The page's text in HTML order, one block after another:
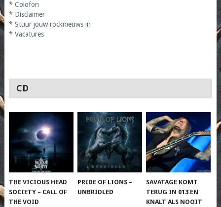
* Colofon
* Disclaimer
* Stuur jouw rocknieuws in
* Vacatures
CD
THE VICIOUS HEAD
SOCIETY – CALL OF
THE VOID
PRIDE OF LIONS –
UNBRIDLED
SAVATAGE KOMT
TERUG IN 013 EN
KNALT ALS NOOIT